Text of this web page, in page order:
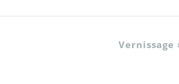
Vernissage